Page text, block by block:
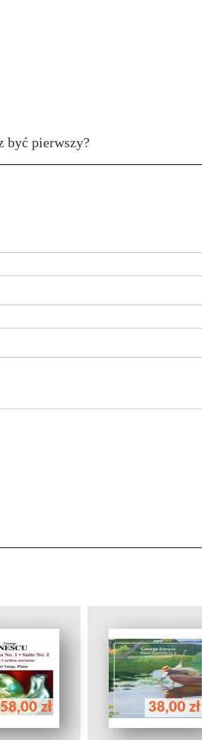
być pierwszy?
58,00 zł 38,00 zł